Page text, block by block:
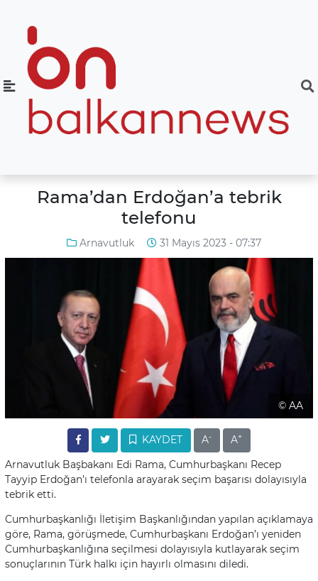
Rama’dan Erdoğan’a tebrik
telefonu
Arnavutluk 31 Mayıs 2023 - 07:37
© AA
KAYDET A- A+
Arnavutluk Başbakanı Edi Rama, Cumhurbaşkanı Recep
Tayyip Erdoğan’ı telefonla arayarak seçim başarısı dolayısıyla
tebrik etti.
Cumhurbaşkanlığı İletişim Başkanlığından yapılan açıklamaya
göre, Rama, görüşmede, Cumhurbaşkanı Erdoğan’ı yeniden
Cumhurbaşkanlığına seçilmesi dolayısıyla kutlayarak seçim
sonuçlarının Türk halkı için hayırlı olmasını diledi.